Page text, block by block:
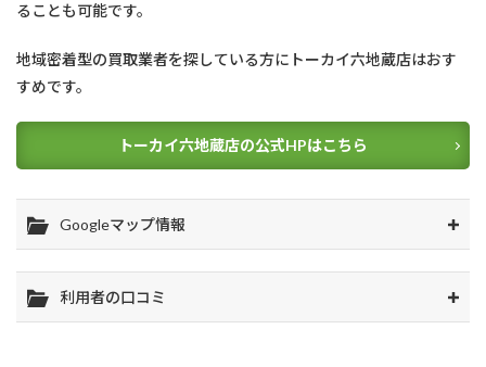
ることも可能です。
地域密着型の買取業者を探している方にトーカイ六地蔵店はおす
すめです。
トーカイ六地蔵店の公式HPはこちら
Googleマップ情報
利用者の口コミ